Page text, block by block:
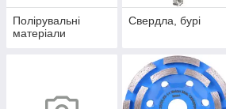
Полірувальні
матеріали
Свердла, бурі